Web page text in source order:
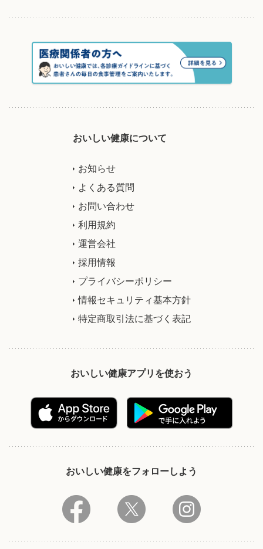
おいしい健康について
お知らせ
よくある質問
お問い合わせ
利用規約
運営会社
採用情報
プライバシーポリシー
情報セキュリティ基本方針
特定商取引法に基づく表記
おいしい健康アプリを使おう
おいしい健康をフォローしよう